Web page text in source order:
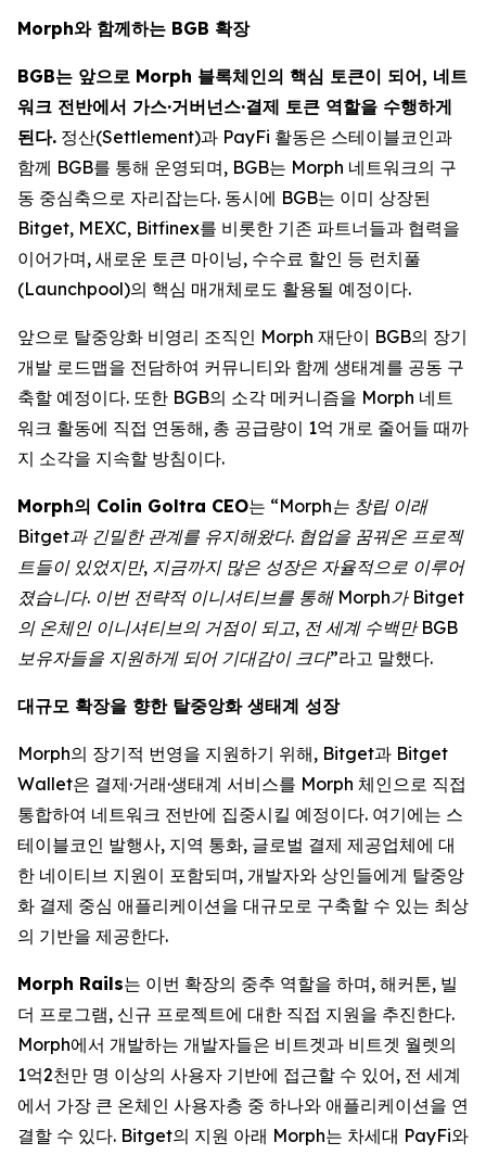
Morph와 함께하는 BGB 확장
BGB는 앞으로 Morph 블록체인의 핵심 토큰이 되어, 네트
워크 전반에서 가스·거버넌스·결제 토큰 역할을 수행하게
된다. 정산(Settlement)과 PayFi 활동은 스테이블코인과
함께 BGB를 통해 운영되며, BGB는 Morph 네트워크의 구
동 중심축으로 자리잡는다. 동시에 BGB는 이미 상장된
Bitget, MEXC, Bitfinex를 비롯한 기존 파트너들과 협력을
이어가며, 새로운 토큰 마이닝, 수수료 할인 등 런치풀
(Launchpool)의 핵심 매개체로도 활용될 예정이다.
앞으로 탈중앙화 비영리 조직인 Morph 재단이 BGB의 장기
개발 로드맵을 전담하여 커뮤니티와 함께 생태계를 공동 구
축할 예정이다. 또한 BGB의 소각 메커니즘을 Morph 네트
워크 활동에 직접 연동해, 총 공급량이 1억 개로 줄어들 때까
지 소각을 지속할 방침이다.
Morph의 Colin Goltra CEO는 “Morph는 창립 이래
Bitget과 긴밀한 관계를 유지해왔다. 협업을 꿈꿔온 프로젝
트들이 있었지만, 지금까지 많은 성장은 자율적으로 이루어
졌습니다. 이번 전략적 이니셔티브를 통해 Morph가 Bitget
의 온체인 이니셔티브의 거점이 되고, 전 세계 수백만 BGB
보유자들을 지원하게 되어 기대감이 크다”라고 말했다.
대규모 확장을 향한 탈중앙화 생태계 성장
Morph의 장기적 번영을 지원하기 위해, Bitget과 Bitget
Wallet은 결제·거래·생태계 서비스를 Morph 체인으로 직접
통합하여 네트워크 전반에 집중시킬 예정이다. 여기에는 스
테이블코인 발행사, 지역 통화, 글로벌 결제 제공업체에 대
한 네이티브 지원이 포함되며, 개발자와 상인들에게 탈중앙
화 결제 중심 애플리케이션을 대규모로 구축할 수 있는 최상
의 기반을 제공한다.
Morph Rails는 이번 확장의 중추 역할을 하며, 해커톤, 빌
더 프로그램, 신규 프로젝트에 대한 직접 지원을 추진한다.
Morph에서 개발하는 개발자들은 비트겟과 비트겟 월렛의
1억2천만 명 이상의 사용자 기반에 접근할 수 있어, 전 세계
에서 가장 큰 온체인 사용자층 중 하나와 애플리케이션을 연
결할 수 있다. Bitget의 지원 아래 Morph는 차세대 PayFi와